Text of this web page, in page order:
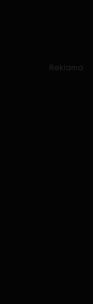
Reklama